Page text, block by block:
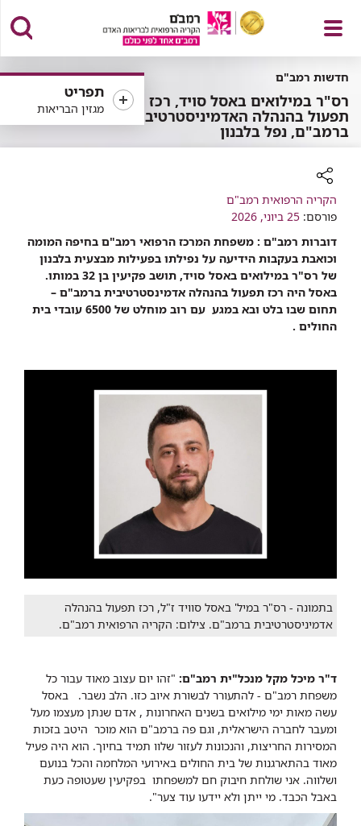
פתח
תפריט
תפריט
מגזין הבריאות
חדשות רמב"ם
רס"ר במילואים באסל סויד, רכז
תפעול בהנהלה האדמיניסטרטיבית
ברמב"ם, נפל בלבנון
רכיב
שיתוף
הקריה הרפואית רמב"ם
פורסם: 25 ביוני, 2026
דוברות רמב"ם : משפחת המרכז הרפואי רמב"ם בחיפה המומה
וכואבת בעקבות הידיעה על נפילתו בפעילות מבצעית בלבנון
של רס"ר במילואים באסל סויד, תושב פקיעין בן 32 במותו.
באסל היה רכז תפעול בהנהלה אדמינסטרטיבית ברמב"ם –
תחום שבו בלט ובא במגע עם רוב מוחלט של 6500 עובדי בית
החולים .
בתמונה - רס"ר במיל' באסל סוויד ז"ל, רכז תפעול בהנהלה
אדמיניסטרטיבית ברמב"ם. צילום: הקריה הרפואית רמב"ם.
ד"ר מיכל מקל מנכל"ית רמב"ם: "זהו יום עצוב מאוד עבור כל
משפחת רמב"ם - להתעורר לבשורת איוב כזו. הלב נשבר. באסל
עשה מאות ימי מילואים בשנים האחרונות , אדם שנתן מעצמו מעל
ומעבר לחברה הישראלית, וגם פה ברמב"ם הוא מוכר היטב בזכות
המסירות החריצות, והנכונות לעזור שלוו תמיד בחיוך. הוא היה פעיל
מאוד בהתארגנות של בית החולים באירועי המלחמה והכל בנועם
ושלווה. אני שולחת חיבוק חם למשפחתו בפקיעין שעטופה כעת
באבל הכבד. מי ייתן ולא יידעו עוד צער".